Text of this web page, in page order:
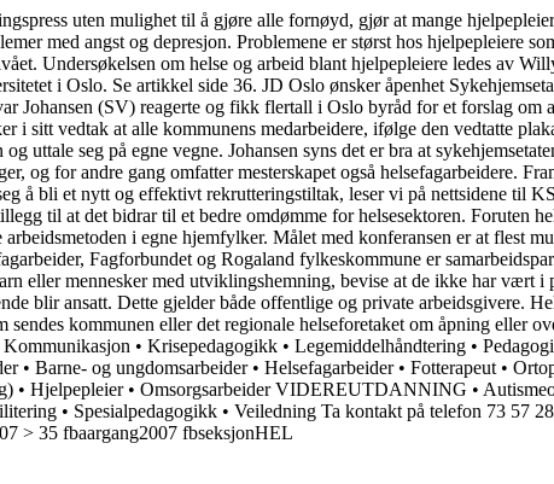
uten mulighet til å gjøre alle fornøyd, gjør at mange
med angst og depresjon. Problemene er størst hos hjelpepleiere
Undersøkelsen om helse og arbeid blant hjelpepleiere ledes av
i Oslo. Se artikkel side 36. JD Oslo ønsker åpenhet
Johansen (SV) reagerte og fikk flertall i Oslo byråd for et forslag
i sitt vedtak at alle kommunens medarbeidere, ifølge den vedtatte
uttale seg på egne vegne. Johansen syns det er bra at
og for andre gang omfatter mesterskapet også helsefagarbeidere.
å bli et nytt og effektivt rekrutteringstiltak, leser vi på nettsidene til
til at det bidrar til et bedre omdømme for helsesektoren. Foruten
i egne hjemfylker. Målet med konferansen er at flest
Fagforbundet og Rogaland fylkeskommune er
eller mennesker med utviklingshemning, bevise at de ikke har vært
blir ansatt. Dette gjelder både offentlige og private arbeidsgivere.
sendes kommunen eller det regionale helseforetaket om åpning
• Krisepedagogikk • Legemiddelhåndtering •
Barne- og ungdomsarbeider • Helsefagarbeider • Fotterapeut •
• Hjelpepleier • Omsorgsarbeider VIDEREUTDANNING •
• Spesialpedagogikk • Veiledning Ta kontakt på telefon 73
> 35 fbaargang2007 fbseksjonHEL